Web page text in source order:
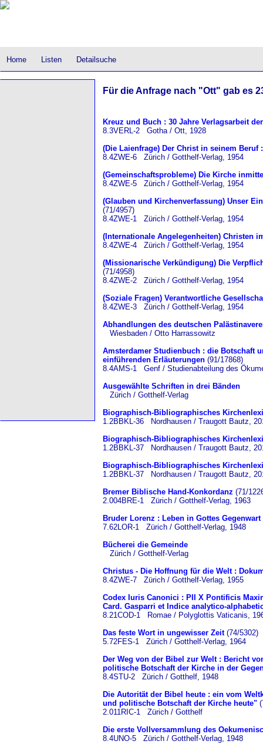
Home Listen Detailsuche
Für die Anfrage nach "Ott" gab es
Kreuz und Buch : 30 Jahre Verlagsarbeit
8.3VERL-2 Gotha / Ott, 1928
(Die Laienfrage) Der Christ in seinem
8.4ZWE-6 Zürich / Gotthelf-Verlag, 1954
(Gemeinschaftsprobleme) Die Kirche
8.4ZWE-5 Zürich / Gotthelf-Verlag, 1954
(Glauben und Kirchenverfassung) Unser
(71/4957)
8.4ZWE-1 Zürich / Gotthelf-Verlag, 1954
(Internationale Angelegenheiten) Christen
8.4ZWE-4 Zürich / Gotthelf-Verlag, 1954
(Missionarische Verkündigung) Die
(71/4958)
8.4ZWE-2 Zürich / Gotthelf-Verlag, 1954
(Soziale Fragen) Verantwortliche
8.4ZWE-3 Zürich / Gotthelf-Verlag, 1954
Abhandlungen des deutschen
Wiesbaden / Otto Harrassowitz
Amsterdamer Studienbuch : die Botschaft
einführenden Erläuterungen (91/17868)
8.4AMS-1 Genf / Studienabteilung des
Ausgewählte Schriften in drei Bänden
Zürich / Gotthelf-Verlag
Biographisch-Bibliographisches
1.2BBKL-36 Nordhausen / Traugott Bautz,
Biographisch-Bibliographisches
1.2BBKL-37 Nordhausen / Traugott Bautz,
Biographisch-Bibliographisches
1.2BBKL-37 Nordhausen / Traugott Bautz,
Bremer Biblische Hand-Konkordanz (71/
2.004BRE-1 Zürich / Gotthelf-Verlag, 1963
Bruder Lorenz : Leben in Gottes Gegenwart
7.62LOR-1 Zürich / Gotthelf-Verlag, 1948
Bücherei die Gemeinde
Zürich / Gotthelf-Verlag
Christus - Die Hoffnung für die Welt :
8.4ZWE-7 Zürich / Gotthelf-Verlag, 1955
Codex Iuris Canonici : PII X Pontificis
Card. Gasparri et Indice analytico-
8.21COD-1 Romae / Polyglottis Vaticanis,
Das feste Wort in ungewisser Zeit(74/5302)
5.72FES-1 Zürich / Gotthelf-Verlag, 1964
Der Weg von der Bibel zur Welt : Bericht
politische Botschaft der Kirche in der
8.4STU-2 Zürich / Gotthelf, 1948
Die Autorität der Bibel heute : ein vom
und politische Botschaft der Kirche heute"
2.011RIC-1 Zürich / Gotthelf
Die erste Vollversammlung des
8.4UNO-5 Zürich / Gotthelf-Verlag, 1948